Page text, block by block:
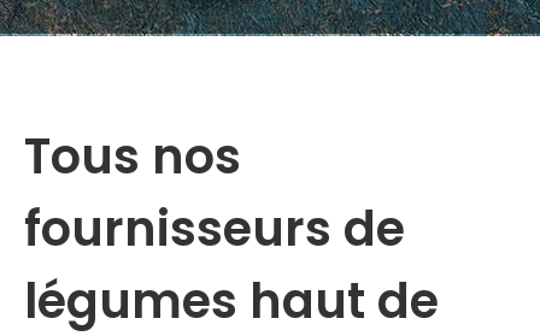
Tous nos
fournisseurs de
légumes haut de